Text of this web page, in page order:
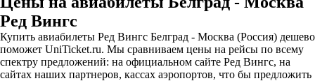
Ред Вингс
Купить авиабилеты Ред Вингс Белград - Москва (Россия) дешево
поможет UniTicket.ru. Мы сравниваем цены на рейсы по всему
спектру предложений: на официальном сайте Ред Вингс, на
сайтах наших партнеров, кассах аэропортов, что бы предложить